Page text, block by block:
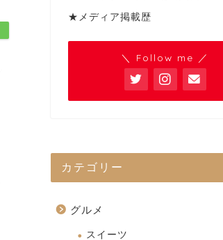
★メディア掲載歴
＼ Follow me ／
カテゴリー
グルメ
スイーツ